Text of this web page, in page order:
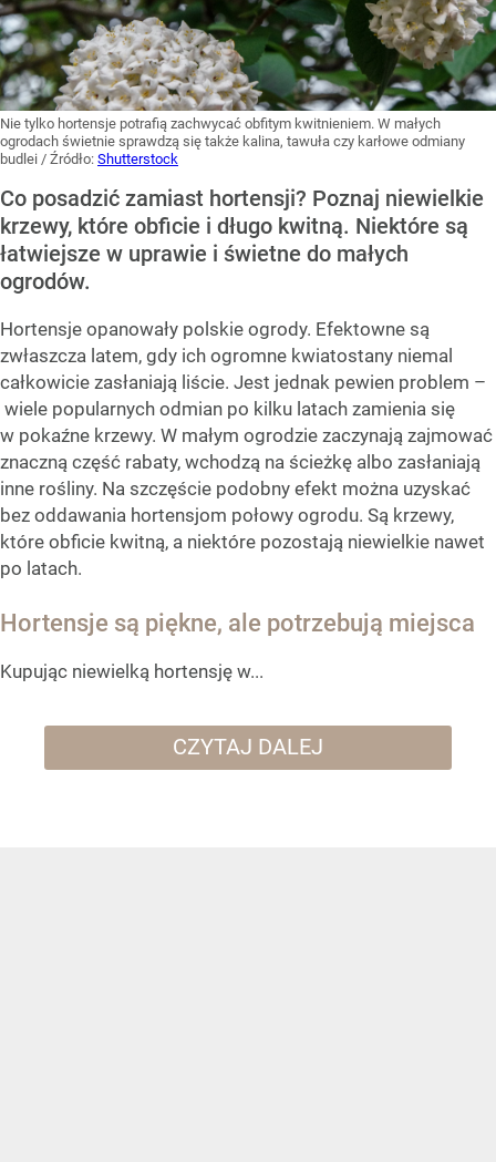
Nie tylko hortensje potrafią zachwycać obfitym kwitnieniem. W małych
ogrodach świetnie sprawdzą się także kalina, tawuła czy karłowe odmiany
budlei / Źródło: Shutterstock
Co posadzić zamiast hortensji? Poznaj niewielkie
krzewy, które obficie i długo kwitną. Niektóre są
łatwiejsze w uprawie i świetne do małych
ogrodów.
Hortensje opanowały polskie ogrody. Efektowne są
zwłaszcza latem, gdy ich ogromne kwiatostany niemal
całkowicie zasłaniają liście. Jest jednak pewien problem –
wiele popularnych odmian po kilku latach zamienia się
w pokaźne krzewy. W małym ogrodzie zaczynają zajmować
znaczną część rabaty, wchodzą na ścieżkę albo zasłaniają
inne rośliny. Na szczęście podobny efekt można uzyskać
bez oddawania hortensjom połowy ogrodu. Są krzewy,
które obficie kwitną, a niektóre pozostają niewielkie nawet
po latach.
Hortensje są piękne, ale potrzebują miejsca
Kupując niewielką hortensję w...
CZYTAJ DALEJ